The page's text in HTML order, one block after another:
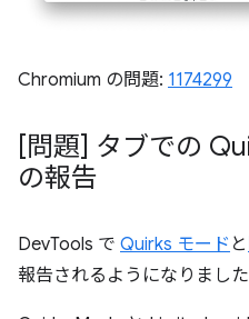
Chromium の問題: 1174299
[問題] タブでの
の報告
DevTools で Quirks モード と
報告されるようになりました